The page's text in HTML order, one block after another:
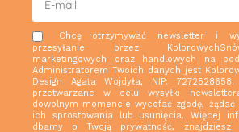
Chcę otrzymywać newsletter i
przesyłanie przez
marketingowych oraz handlowych na
Administratorem Twoich danych jest
Design Agata Wojdyła, NIP:
przetwarzane w celu wysyłki
dowolnym momencie wycofać zgodę, żądać
ich sprostowania lub usunięcia. Więcej
dbamy o Twoją prywatność,